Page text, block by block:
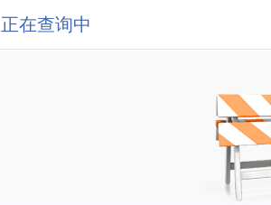
正在查询中